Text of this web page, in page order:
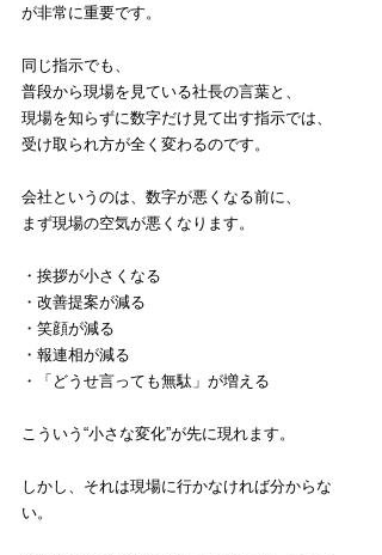
が非常に重要です。
同じ指示でも、
普段から現場を見ている社長の言葉と、
現場を知らずに数字だけ見て出す指示では、
受け取られ方が全く変わるのです。
会社というのは、数字が悪くなる前に、
まず現場の空気が悪くなります。
・挨拶が小さくなる
・改善提案が減る
・笑顔が減る
・報連相が減る
・「どうせ言っても無駄」が増える
こういう“小さな変化”が先に現れます。
しかし、それは現場に行かなければ分からな
い。